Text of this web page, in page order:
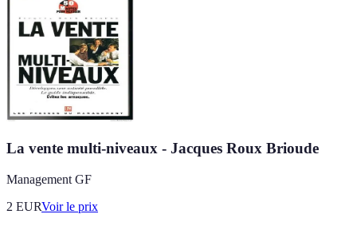
La vente multi-niveaux - Jacques Roux Brioude
Management GF
2 EURVoir le prix